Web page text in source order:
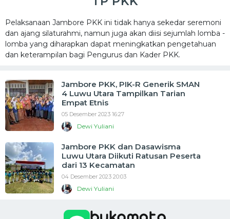
Pelaksanaan Jambore PKK ini tidak hanya sekedar seremoni
dan ajang silaturahmi, namun juga akan diisi sejumlah lomba -
lomba yang diharapkan dapat meningkatkan pengetahuan
dan keterampilan bagi Pengurus dan Kader PKK.
Jambore PKK, PIK-R Generik SMAN
4 Luwu Utara Tampilkan Tarian
Empat Etnis
05 Desember 2023 16:27
Dewi Yuliani
Jambore PKK dan Dasawisma
Luwu Utara Diikuti Ratusan Peserta
dari 13 Kecamatan
04 Desember 2023 20:03
Dewi Yuliani